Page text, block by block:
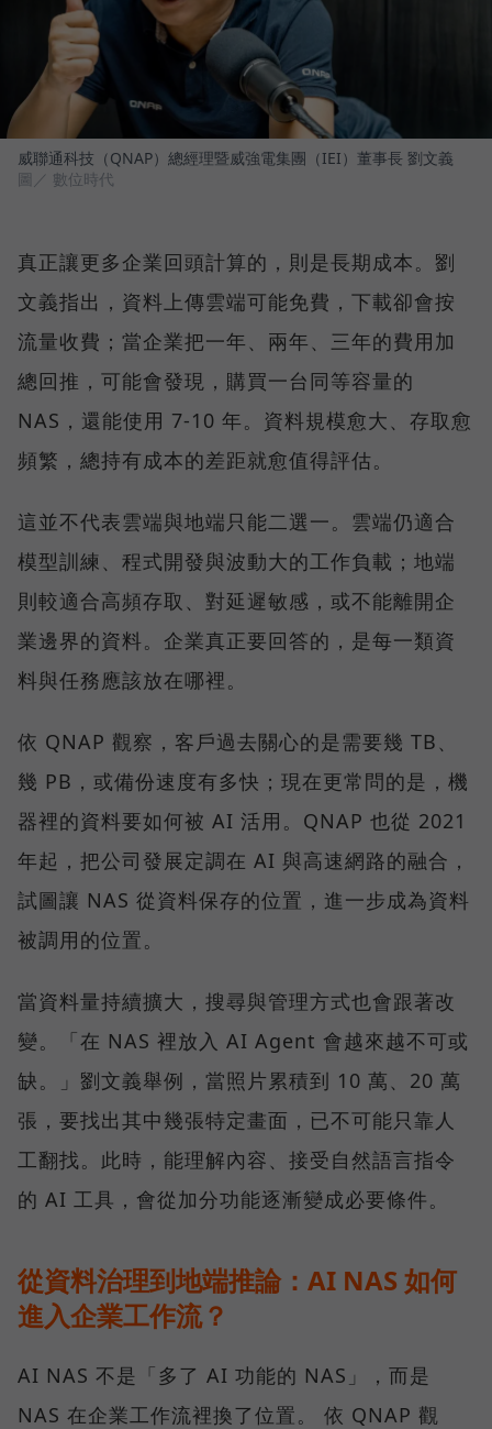
威聯通科技（QNAP）總經理暨威強電集團（IEI）董事長 劉文義
圖／ 數位時代
真正讓更多企業回頭計算的，則是長期成本。劉
文義指出，資料上傳雲端可能免費，下載卻會按
流量收費；當企業把一年、兩年、三年的費用加
總回推，可能會發現，購買一台同等容量的
NAS，還能使用 7-10 年。資料規模愈大、存取愈
頻繁，總持有成本的差距就愈值得評估。
這並不代表雲端與地端只能二選一。雲端仍適合
模型訓練、程式開發與波動大的工作負載；地端
則較適合高頻存取、對延遲敏感，或不能離開企
業邊界的資料。企業真正要回答的，是每一類資
料與任務應該放在哪裡。
依 QNAP 觀察，客戶過去關心的是需要幾 TB、
幾 PB，或備份速度有多快；現在更常問的是，機
器裡的資料要如何被 AI 活用。QNAP 也從 2021
年起，把公司發展定調在 AI 與高速網路的融合，
試圖讓 NAS 從資料保存的位置，進一步成為資料
被調用的位置。
當資料量持續擴大，搜尋與管理方式也會跟著改
變。「在 NAS 裡放入 AI Agent 會越來越不可或
缺。」劉文義舉例，當照片累積到 10 萬、20 萬
張，要找出其中幾張特定畫面，已不可能只靠人
工翻找。此時，能理解內容、接受自然語言指令
的 AI 工具，會從加分功能逐漸變成必要條件。
從資料治理到地端推論：AI NAS 如何
進入企業工作流？
AI NAS 不是「多了 AI 功能的 NAS」，而是
NAS 在企業工作流裡換了位置。 依 QNAP 觀